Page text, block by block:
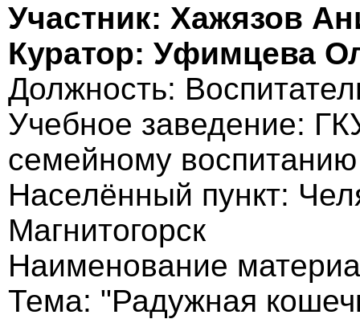
Участник: Хажязов
Куратор: Уфимцева
Должность:
Учебное заведение:
семейному
Населённый пункт:
Магнитогорск
Наименование
Тема: "Радужная